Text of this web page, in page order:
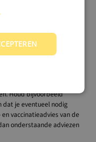
Houd bijvoorbeeld
je eventueel nodig
vaccinatieadvies van de
onderstaande adviezen